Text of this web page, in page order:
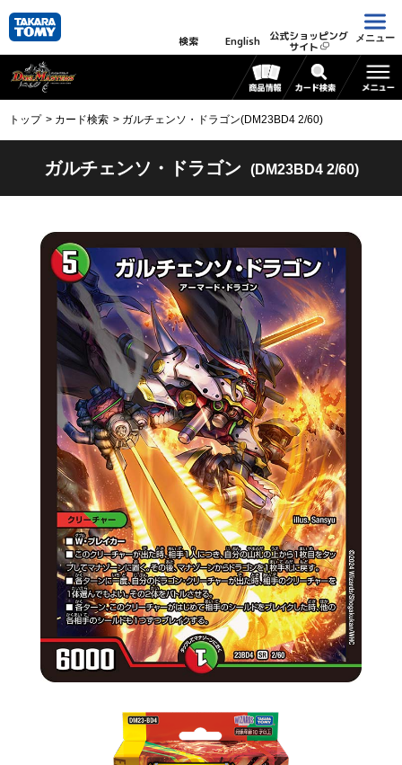
検索 English 公式ショッピング
サイト
メニュー
トップ カード検索 ガルチェンソ・ドラゴン(DM23BD4 2/60)
ガルチェンソ・ドラゴン (DM23BD4 2/60)